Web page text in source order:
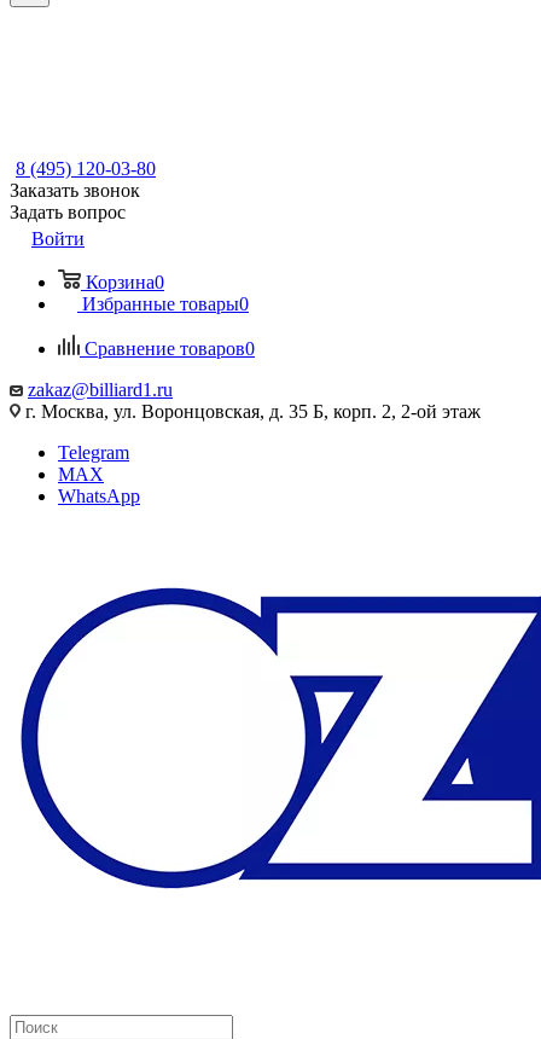
8 (495) 120-03-80
Заказать звонок
Задать вопрос
Войти
Корзина0
Избранные товары0
Сравнение товаров0
zakaz@billiard1.ru
г. Москва, ул. Воронцовская, д. 35 Б, корп. 2, 2-ой этаж
Telegram
MAX
WhatsApp